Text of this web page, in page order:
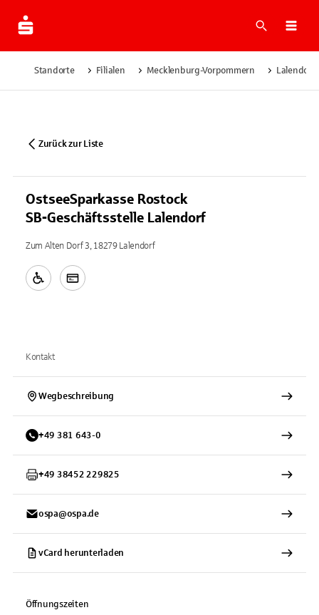
Suche
Standorte Filialen Mecklenburg-Vorpommern Lalendorf
Zurück zur Liste
OstseeSparkasse Rostock
SB-Geschäftsstelle Lalendorf
Zum Alten Dorf 3, 18279 Lalendorf
Kontakt
Wegbeschreibung
+49 381 643-0
+49 38452 229825
ospa@ospa.de
vCard herunterladen
Öffnungszeiten